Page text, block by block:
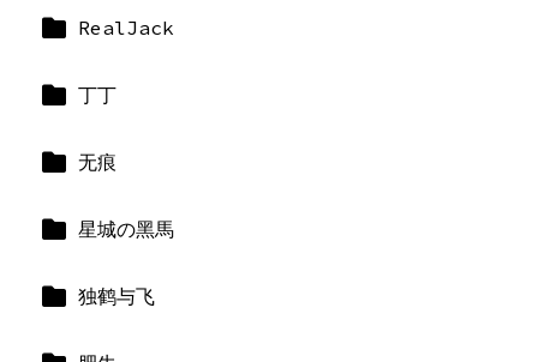
RealJack
丁丁
无痕
星城の黑馬
独鹤与飞